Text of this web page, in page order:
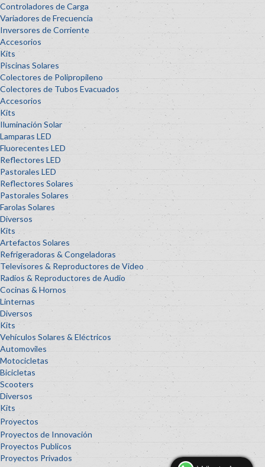
Controladores de Carga
Variadores de Frecuencia
Inversores de Corriente
Accesorios
Kits
Piscinas Solares
Colectores de Polipropileno
Colectores de Tubos Evacuados
Accesorios
Kits
Iluminación Solar
Lamparas LED
Fluorecentes LED
Reflectores LED
Pastorales LED
Reflectores Solares
Pastorales Solares
Farolas Solares
Diversos
Kits
Artefactos Solares
Refrigeradoras & Congeladoras
Televisores & Reproductores de Video
Radios & Reproductores de Audio
Cocinas & Hornos
Linternas
Diversos
Kits
Vehículos Solares & Eléctricos
Automoviles
Motocicletas
Bicicletas
Scooters
Diversos
Kits
Proyectos
Proyectos de Innovación
Proyectos Publicos
Proyectos Privados